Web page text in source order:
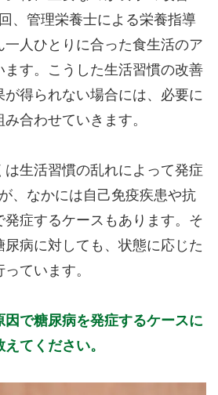
、管理栄養士による栄養指導
一人ひとりに合った食生活のア
ます。こうした生活習慣の改善
が得られない場合には、必要に
合わせていきます。
生活習慣の乱れによって発症
、なかには自己免疫疾患や抗
発症するケースもあります。そ
尿病に対しても、状態に応じた
ています。
因で糖尿病を発症するケースに
てください。